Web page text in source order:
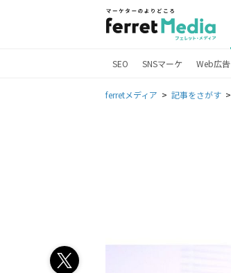
SEO SNSマーケ Web広告
ferretメディア 記事をさがす